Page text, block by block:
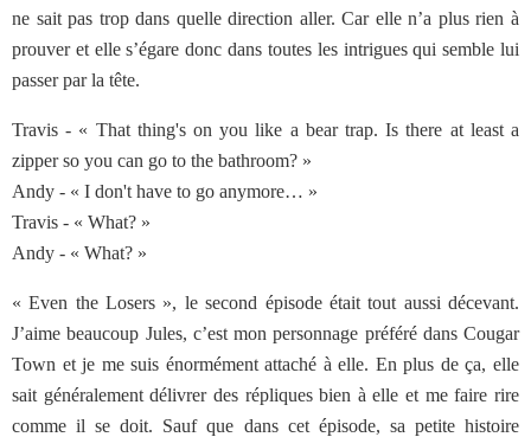
ne sait pas trop dans quelle direction aller. Car elle n’a plus rien à
prouver et elle s’égare donc dans toutes les intrigues qui semble lui
passer par la tête.
Travis - « That thing's on you like a bear trap. Is there at least a
zipper so you can go to the bathroom? »
Andy - « I don't have to go anymore… »
Travis - « What? »
Andy - « What? »
« Even the Losers », le second épisode était tout aussi décevant.
J’aime beaucoup Jules, c’est mon personnage préféré dans Cougar
Town et je me suis énormément attaché à elle. En plus de ça, elle
sait généralement délivrer des répliques bien à elle et me faire rire
comme il se doit. Sauf que dans cet épisode, sa petite histoire